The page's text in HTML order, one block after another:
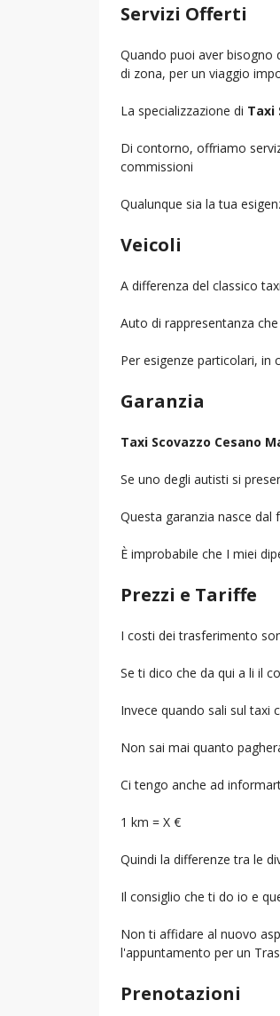
Servizi Offerti
Quando puoi aver bisogno
di zona, per un viaggio
La specializzazione di Taxi
Di contorno, offriamo
commissioni
Qualunque sia la tua
Veicoli
A differenza del classico
Auto di rappresentanza
Per esigenze particolari, in
Garanzia
Taxi Scovazzo Cesano
Se uno degli autisti si
Questa garanzia nasce
È improbabile che I miei
Prezzi e Tariffe
I costi dei trasferimento
Se ti dico che da qui a li il
Invece quando sali sul taxi
Non sai mai quanto
Ci tengo anche ad
1 km = X €
Quindi la differenze tra le
Il consiglio che ti do io e
Non ti affidare al nuovo
l'appuntamento per un
Prenotazioni